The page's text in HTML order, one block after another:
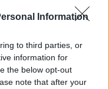
Information
to third parties, or
information for
the below opt-out
note that after your